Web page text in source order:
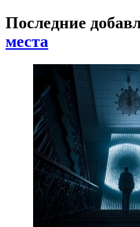
Последние
места